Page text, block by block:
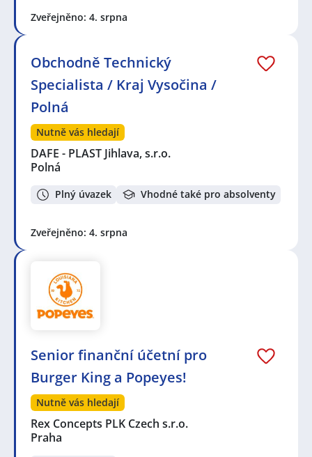
Zveřejněno: 4. srpna
Obchodně Technický
Specialista / Kraj Vysočina /
Polná
Nutně vás hledají
DAFE - PLAST Jihlava, s.r.o.
Polná
Plný úvazek Vhodné také pro absolventy
Zveřejněno: 4. srpna
Senior finanční účetní pro
Burger King a Popeyes!
Nutně vás hledají
Rex Concepts PLK Czech s.r.o.
Praha